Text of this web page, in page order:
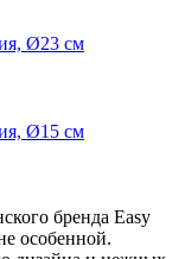
Ø23 см
Ø15 см
бренда Easy
особенной.